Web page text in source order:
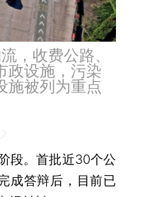
，收费公路、
政设施，污染
施被列为重点
段。首批近30个公
成答辩后，目前已